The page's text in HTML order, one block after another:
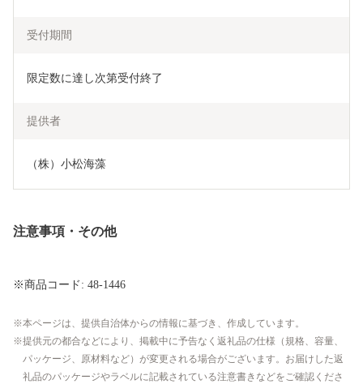
受付期間
限定数に達し次第受付終了
提供者
（株）小松海藻
注意事項・その他
※商品コード: 48-1446
本ページは、提供自治体からの情報に基づき、作成しています。
提供元の都合などにより、掲載中に予告なく返礼品の仕様（規格、容量、
パッケージ、原材料など）が変更される場合がございます。お届けした返
礼品のパッケージやラベルに記載されている注意書きなどをご確認くださ